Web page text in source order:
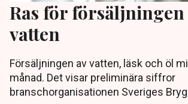
Ras för försäljningen
vatten
Försäljningen av vatten, läsk och öl
månad. Det visar preliminära siffror
branschorganisationen Sveriges